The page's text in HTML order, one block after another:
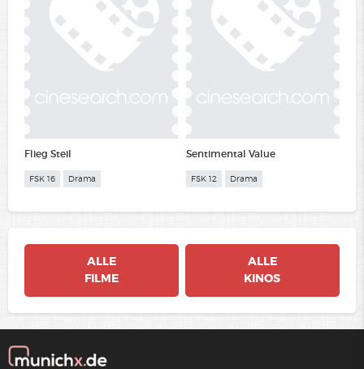
Flieg Steil
FSK 16 Drama
Sentimental Value
FSK 12 Drama
ALLE
FILME
ALLE
KINOS